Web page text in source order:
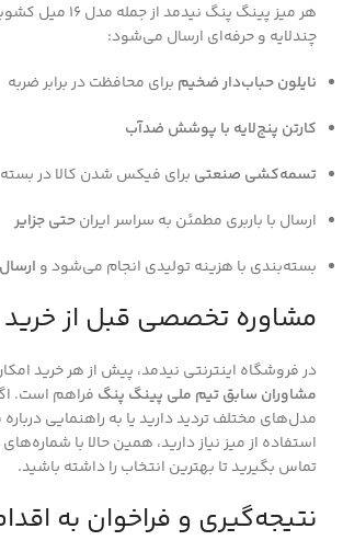
هر میز پینگ پنگ
چندلایه و حرفه‌ای ارسال می‌شود:
نایلون حباب‌دار ضخیم برای محافظت در برابر ضربه
کارتن پنج‌لایه با پوشش ضدآب
تسمه‌کشی صنعتی برای فیکس شدن کالا در بسته
ارسال با باربری مطمئن به سراسر ایرانحتی جزایر
بسته‌بندی با هزینه تولیدی انجام می‌شود و
مشاوره تخصصی قبل از خرید
در فروشگاه اینترنتی نیدمد، پیش از هر خرید
مشاوران سابق تیم ملی پینگ پنگ فراهم است.
مدل‌های مختلف تردید دارید یا به راهنمایی
استفاده از میز نیاز دارید، همین حالا با
تماس بگیرید تا بهترین انتخاب را داشته باشید.
نتیجه‌گیری و فراخوان به